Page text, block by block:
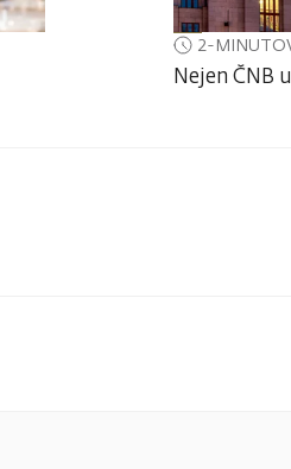
2-
Nejen ČNB